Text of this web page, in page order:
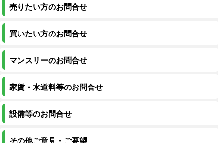
売りたい方のお問合せ
買いたい方のお問合せ
マンスリーのお問合せ
家賃・水道料等のお問合せ
設備等のお問合せ
その他ご意見・ご要望